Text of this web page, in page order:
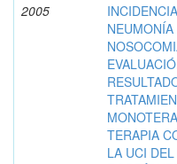
2005
NEUMONÍA
TERAPIA
LA UCI